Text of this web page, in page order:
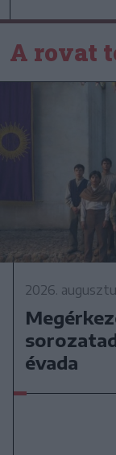
A rovat
2026.
évada